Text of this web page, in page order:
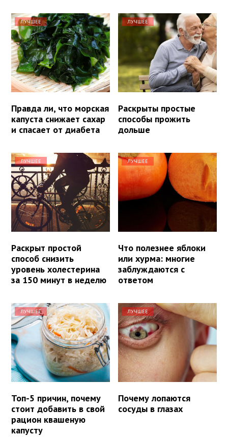
ЛУЧШЕЕ
Правда ли, что морская
капуста снижает сахар
и спасает от диабета
ЛУЧШЕЕ
Раскрыты простые
способы прожить
дольше
ЛУЧШЕЕ
Раскрыт простой
способ снизить
уровень холестерина
за 150 минут в неделю
ЛУЧШЕЕ
Что полезнее яблоки
или хурма: многие
заблуждаются с
ответом
ЛУЧШЕЕ
Топ-5 причин, почему
стоит добавить в свой
рацион квашеную
капусту
ЛУЧШЕЕ
Почему лопаются
сосуды в глазах